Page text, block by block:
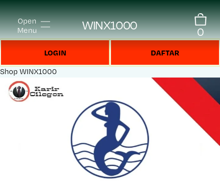
Open
Menu
WINX1000 0
LOGIN DAFTAR
Shop WINX1000